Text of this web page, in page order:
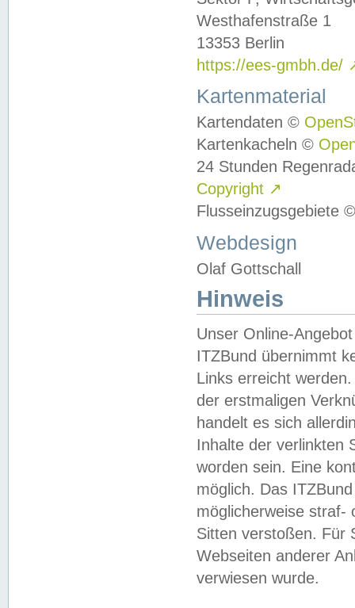
Westhafenstraße 1
13353 Berlin
https://ees-gmbh.de/
Kartenmaterial
Kartendaten ©
Kartenkacheln ©
24 Stunden
Copyright ↗
Flusseinzugsgebiete
Webdesign
Olaf Gottschall
Hinweis
Unser Online-
ITZBund übernimmt
Links erreicht
der erstmaligen
handelt es sich
Inhalte der verlinkten
worden sein. Eine
möglich. Das
möglicherweise straf-
Sitten verstoßen. Für
Webseiten anderer
verwiesen wurde.